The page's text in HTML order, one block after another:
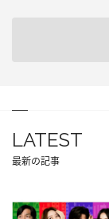
LATEST
最新の記事